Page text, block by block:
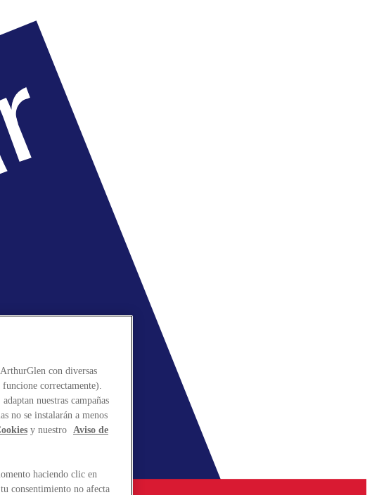
con diversas
correctamente).
nuestras campañas
no se instalarán a menos
y nuestro Aviso de
haciendo clic en
consentimiento no afecta